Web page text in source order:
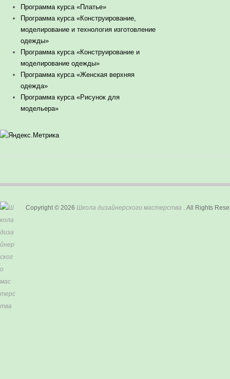
Программа курса «Платье»
Программа курса «Конструирование,
моделирование и технология изготовление
одежды»
Программа курса «Конструирование и
моделирование одежды»
Программа курса «Женская верхняя
одежда»
Программа курса «Рисунок для
модельера»
Copyright © 2026 Школа дизайнерского мастерства . All Rights